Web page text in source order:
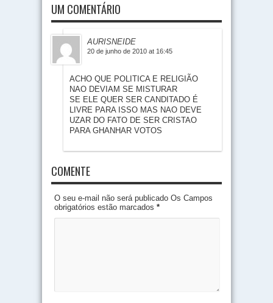
UM COMENTÁRIO
AURISNEIDE
20 de junho de 2010 at 16:45
ACHO QUE POLITICA E RELIGIÃO
NAO DEVIAM SE MISTURAR
SE ELE QUER SER CANDITADO É
LIVRE PARA ISSO MAS NAO DEVE
UZAR DO FATO DE SER CRISTAO
PARA GHANHAR VOTOS
COMENTE
O seu e-mail não será publicado Os Campos
obrigatórios estão marcados *